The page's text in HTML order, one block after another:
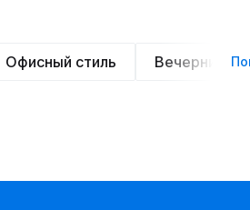
Офисный стиль Вечерние